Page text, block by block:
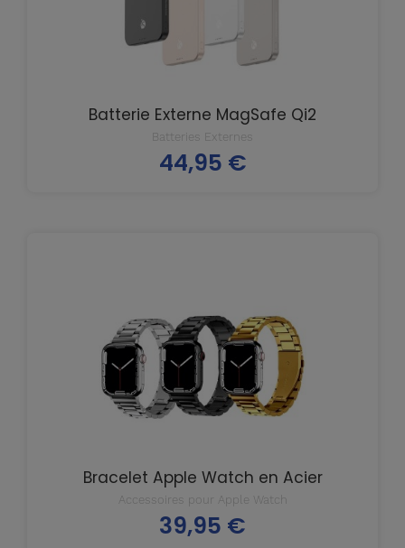
Batterie Externe MagSafe Qi2
Batteries Externes
Prix
44,95 €
Bracelet Apple Watch en Acier
Accessoires pour Apple Watch
Prix
39,95 €